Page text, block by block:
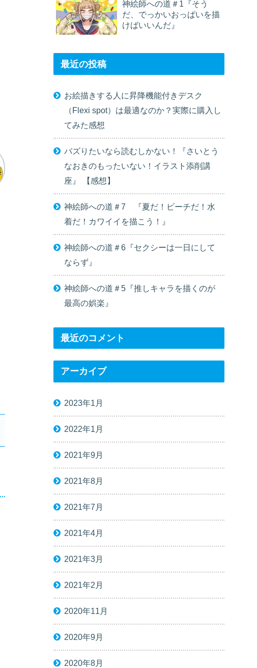
神絵師への道＃1『そう
だ、でっかいおっぱいを描
けばいいんだ』
最近の投稿
お絵描きする人に昇降機能付きデスク
（Flexi spot）は最適なのか？実際に購入し
てみた感想
バズりたいなら読むしかない！『さいとう
なおきのもったいない！イラスト添削講
座』 【感想】
神絵師への道＃7 『夏だ！ビーチだ！水
着だ！カワイイを描こう！』
神絵師への道＃6『セクシーは一日にして
ならず』
神絵師への道＃5『推しキャラを描くのが
最高の娯楽』
最近のコメント
アーカイブ
2023年1月
2022年1月
2021年9月
2021年8月
2021年7月
2021年4月
2021年3月
2021年2月
2020年11月
2020年9月
2020年8月